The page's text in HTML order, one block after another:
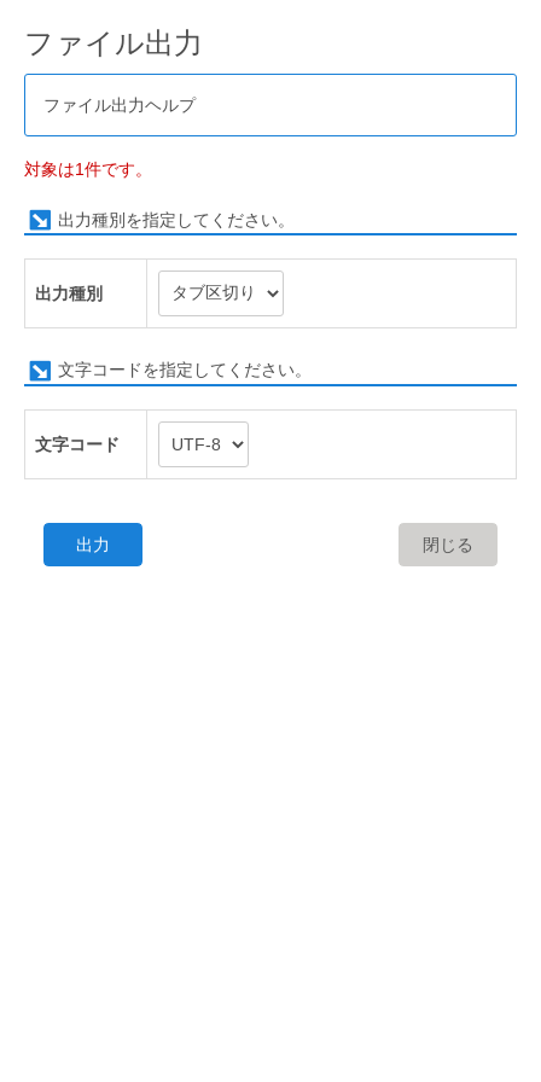
ファイル出力
ファイル出力ヘルプ
対象は1件です。
出力種別を指定してください。
出力種別
文字コードを指定してください。
文字コード